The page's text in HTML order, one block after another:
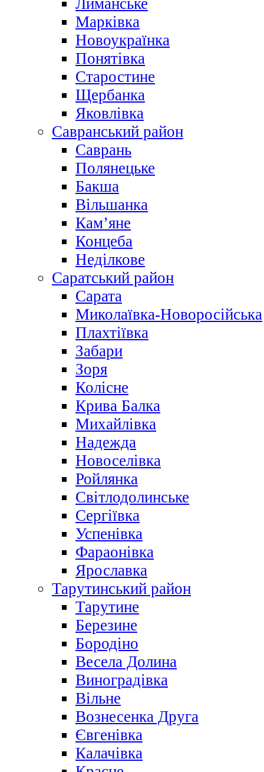
Лиманське
Марківка
Новоукраїнка
Понятівка
Старостине
Щербанка
Яковлівка
Савранський район
Саврань
Полянецьке
Бакша
Вільшанка
Кам’яне
Концеба
Неділкове
Саратський район
Сарата
Миколаївка-Новоросійська
Плахтіївка
Забари
Зоря
Колісне
Крива Балка
Михайлівка
Надежда
Новоселівка
Ройлянка
Світлодолинське
Сергіївка
Успенівка
Фараонівка
Ярославка
Тарутинський район
Тарутине
Березине
Бородіно
Весела Долина
Виноградівка
Вільне
Вознесенка Друга
Євгенівка
Калачівка